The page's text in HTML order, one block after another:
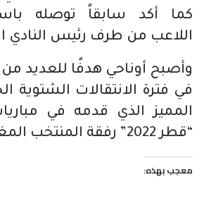
كما أكد سابقاً توصله
اللاعب من طرف رئيس النادي
وأصبح أوناحي هدفًا للعديد من
في فترة الانتقالات الشتوية
المميز الذي قدمه في
“قطر 2022” رفقة المنتخب المغربي.
معجب بهذه: